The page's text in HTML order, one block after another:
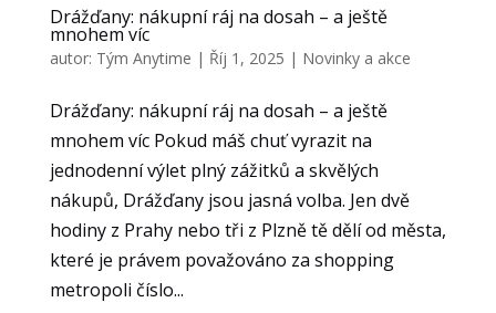
Drážďany: nákupní ráj na dosah – a ještě
mnohem víc
autor: Tým Anytime | Říj 1, 2025 | Novinky a akce
Drážďany: nákupní ráj na dosah – a ještě
mnohem víc Pokud máš chuť vyrazit na
jednodenní výlet plný zážitků a skvělých
nákupů, Drážďany jsou jasná volba. Jen dvě
hodiny z Prahy nebo tři z Plzně tě dělí od města,
které je právem považováno za shopping
metropoli číslo...
stránky
Uživatelská
zkušenost
Aby naše
stránky
fungovaly při
vaší